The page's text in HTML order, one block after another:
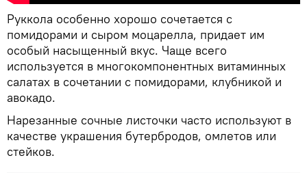
Руккола особенно хорошо сочетается с
помидорами и сыром моцарелла, придает им
особый насыщенный вкус. Чаще всего
используется в многокомпонентных витаминных
салатах в сочетании с помидорами, клубникой и
авокадо.
Нарезанные сочные листочки часто используют в
качестве украшения бутербродов, омлетов или
стейков.